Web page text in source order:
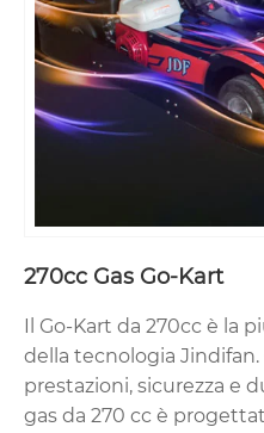
270cc Gas Go-Kart
Il Go-Kart da 270cc è la
della tecnologia
prestazioni, sicurezza e
gas da 270 cc è